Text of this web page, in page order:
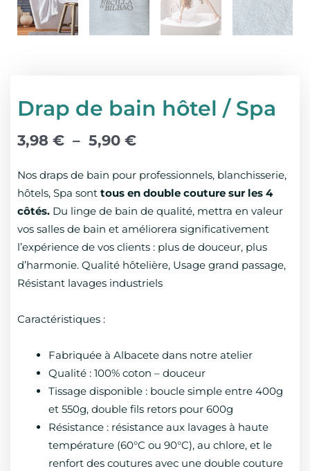
Drap de bain hôtel / Spa
3,98 € – 5,90 €Plage
prix :
3,98 €
à
5,90 €
Nos draps de bain pour professionnels, blanchisserie,
hôtels, Spa sont tous en double couture sur les 4
côtés. Du linge de bain de qualité, mettra en valeur
vos salles de bain et améliorera significativement
l’expérience de vos clients : plus de douceur, plus
d’harmonie. Qualité hôtelière, Usage grand passage,
Résistant lavages industriels
Caractéristiques :
Fabriquée à Albacete dans notre atelier
Qualité : 100% coton – douceur
Tissage disponible : boucle simple entre 400g
et 550g, double fils retors pour 600g
Résistance : résistance aux lavages à haute
température (60°C ou 90°C), au chlore, et le
renfort des coutures avec une double couture